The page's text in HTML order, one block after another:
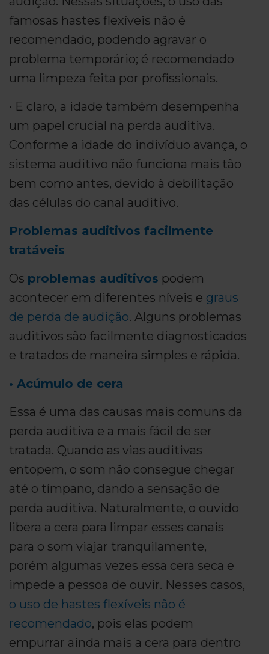
famosas hastes flexíveis não é
recomendado, podendo agravar o
problema temporário; é recomendado
uma limpeza feita por profissionais.
• E claro, a idade também desempenha
um papel crucial na perda auditiva.
Conforme a idade do indivíduo avança, o
sistema auditivo não funciona mais tão
bem como antes, devido à debilitação
das células do canal auditivo.
Problemas auditivos facilmente
tratáveis
Os problemas auditivos podem
acontecer em diferentes níveis e graus
de perda de audição. Alguns problemas
auditivos são facilmente diagnosticados
e tratados de maneira simples e rápida.
• Acúmulo de cera
Essa é uma das causas mais comuns da
perda auditiva e a mais fácil de ser
tratada. Quando as vias auditivas
entopem, o som não consegue chegar
até o tímpano, dando a sensação de
perda auditiva. Naturalmente, o ouvido
libera a cera para limpar esses canais
para o som viajar tranquilamente,
porém algumas vezes essa cera seca e
impede a pessoa de ouvir. Nesses casos,
o uso de hastes flexíveis não é
recomendado, pois elas podem
empurrar ainda mais a cera para dentro